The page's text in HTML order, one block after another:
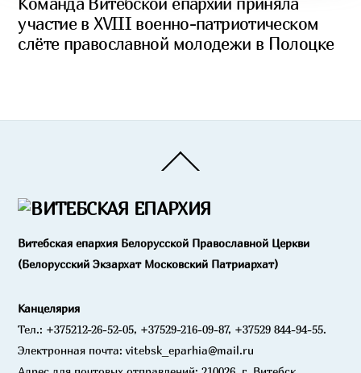
участие в XVIII военно-патриотическом
слёте православной молодежи в Полоцке
To
Витебская епархия Белорусской Православной Церкви
(Белорусский Экзархат Московский Патриархат)
Канцелярия
Тел.: +375212-26-52-05, +37529-216-09-87, +37529 844-94-55.
Электронная почта: vitebsk_eparhia@mail.ru